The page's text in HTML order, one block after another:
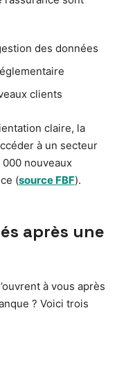
des données
clients
claire, la
à un secteur
nouveaux
(source FBF).
après une
à vous après
? Voici trois